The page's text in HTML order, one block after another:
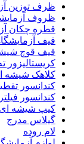
ظرف توزین
ظروف
قطره چکان
قیف
قیف قوچ
کریستالیزور
کلاهک شیشه
کندانسور
کندانسور
کیپ شیشه ای
گیلاس مدرج
لام روده